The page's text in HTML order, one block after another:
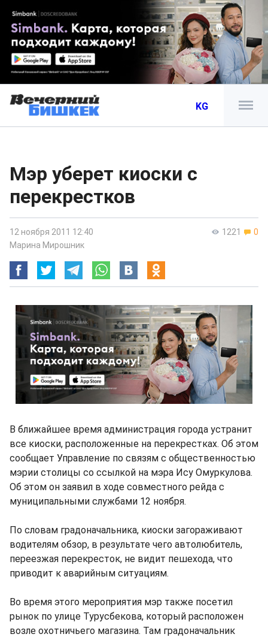
KG
Мэр уберет киоски с
перекрестков
1221 0
12 ноября 2011 12:40
Марина Мирошник
В ближайшее время администрация города устранит
все киоски, расположенные на перекрестках. Об этом
сообщает Управление по связям с общественностью
мэрии столицы со ссылкой на мэра Ису Омуркулова.
Об этом он заявил в ходе совместного рейда с
муниципальными службами 12 ноября.
По словам градоначальника, киоски загораживают
водителям обзор, в результате чего автолюбитель,
переезжая перекресток, не видит пешехода, что
приводит к аварийным ситуациям.
Во время этого мероприятия мэр также посетил
рынок по улице Турусбекова, который расположен
возле охотничьего магазина. Там градоначальник